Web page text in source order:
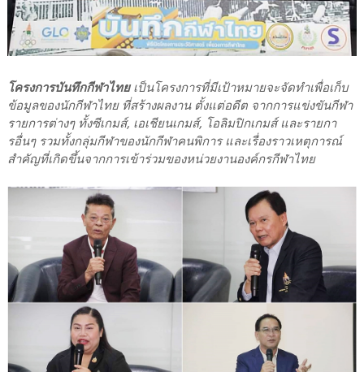
โครงการบันทึกกีฬาไทยเป็นโครงการที่มีเป้าหมายจะจัดทำเพื่อเก็บ
ข้อมูลของนักกีฬาไทย ที่สร้างผลงาน ตั้งแต่อดีต จากการแข่งขันกีฬา
รายการต่างๆ ทั้งซีเกมส์, เอเชียนเกมส์, โอลิมปิกเกมส์ และรายกา
รอื่นๆ รวมทั้งกลุ่มกีฬาของนักกีฬาคนพิการ และเรื่องราวเหตุการณ์
สำคัญที่เกิดขึ้นจากการเข้าร่วมของหน่วยงานองค์กรกีฬาไทย